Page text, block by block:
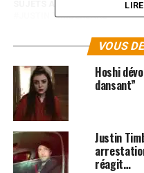
CLIPS
JUSTIN TIMBERLAKE
VOUS
Hoshi
dansant”
Justin
réagit…